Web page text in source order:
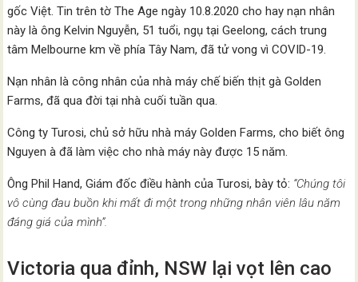
gốc Việt. Tin trên tờ The Age ngày 10.8.2020 cho hay nạn nhân
này là ông Kelvin Nguyễn, 51 tuổi, ngụ tại Geelong, cách trung
tâm Melbourne km về phía Tây Nam, đã tử vong vì COVID-19.
Nạn nhân là công nhân của nhà máy chế biến thịt gà Golden
Farms, đã qua đời tại nhà cuối tuần qua.
Công ty Turosi, chủ sở hữu nhà máy Golden Farms, cho biết ông
Nguyen à đã làm việc cho nhà máy này được 15 năm.
Ông Phil Hand, Giám đốc điều hành của Turosi, bày tỏ: “Chúng tôi
vô cùng đau buồn khi mất đi một trong những nhân viên lâu năm
đáng giá của mình”.
Victoria qua đỉnh, NSW lại vọt lên cao